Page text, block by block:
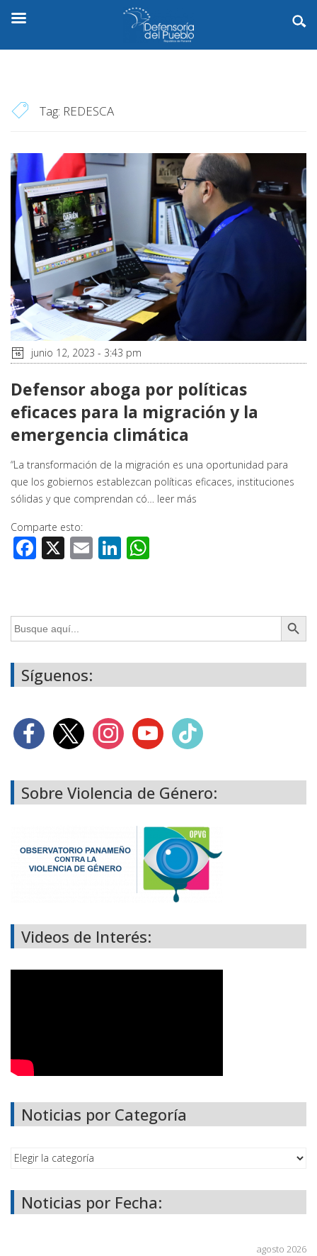
Tag: REDESCA
junio 12, 2023 - 3:43 pm
Defensor aboga por políticas
eficaces para la migración y la
emergencia climática
“La transformación de la migración es una oportunidad para
que los gobiernos establezcan políticas eficaces, instituciones
sólidas y que comprendan có… leer más
Comparte esto:
Facebook
X EmailLinkedIn
Buscar: Botón de
Síguenos:
Sobre Violencia de Género:
Videos de Interés:
Noticias por Categoría
Noticias por Fecha:
agosto 2026